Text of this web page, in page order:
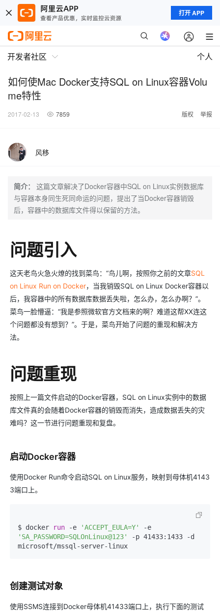
打开 APP
开发者社区 个人
如何使Mac Docker支持SQL on Linux容器Volu
me特性
2017-02-13 7859 版权 举报
风移
简介：
这篇文章解决了Docker容器中SQL on Linux实例数据库
与容器本身同生死同命运的问题，提出了当Docker容器销毁
后，容器中的数据库文件得以保留的方法。
问题引入
这天老鸟火急火燎的找到菜鸟：“鸟儿啊，按照你之前的文章SQL
on Linux Run on Docker，当我销毁SQL on Linux Docker容器以
后，我容器中的所有数据库数据丢失啦，怎么办，怎么办啊？”。
菜鸟一脸懵逼：“我是参照微软官方文档来的啊？难道这帮XX连这
个问题都没有想到？”。于是，菜鸟开始了问题的重现和解决方
法。
问题重现
按照上一篇文件启动的Docker容器，SQL on Linux实例中的数据
库文件真的会随着Docker容器的销毁而消失，造成数据丢失的灾
难吗？这一节进行问题重现和复盘。
启动Docker容器
使用Docker Run命令启动SQL on Linux服务，映射到母体机4143
3端口上。
$ docker run -e 'ACCEPT_EULA=Y'
'SA_PASSWORD=SQLOnLinux@123'
-p 41433:1433 -d
microsoft/mssql-server-linux
创建测试对象
使用SSMS连接到Docker母体机41433端口上，执行下面的测试